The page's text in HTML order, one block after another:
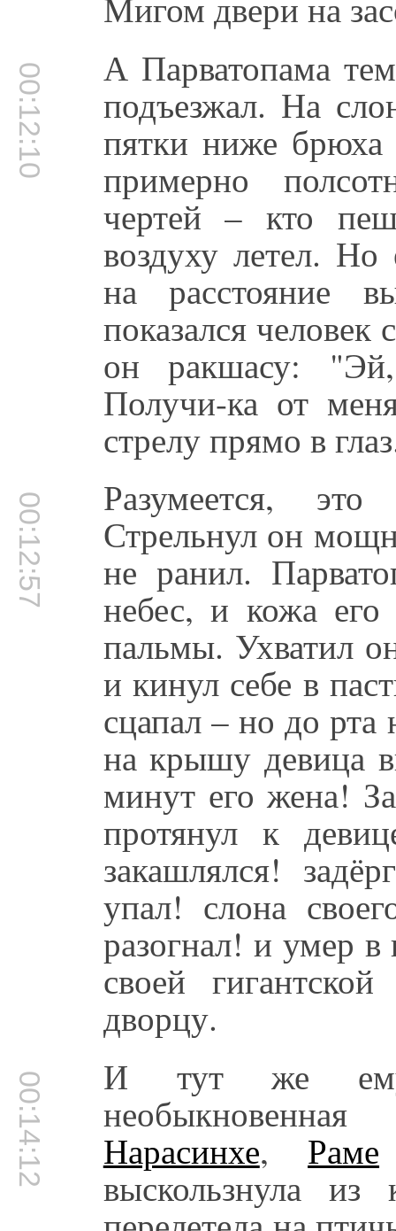
00:12:10 А Парватопама
подъезжал. На
пятки ниже брюха
примерно
чертей – кто
воздуху летел.
на расстояние
показался
он ракшасу:
Получи-ка от
стрелу прямо в
00:12:57 Разумеется,
Стрельнул он
не ранил.
небес, и кожа
пальмы. Ухватил
и кинул себе в
сцапал – но до рта
на крышу девица
минут его жена!
протянул к
закашлялся!
упал! слона
разогнал! и умер в
своей
дворцу.
00:14:12 И тут же ему
Нарасинхе, Раме
выскользнула из